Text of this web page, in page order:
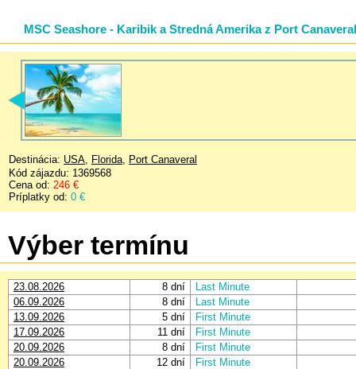
MSC Seashore - Karibik a Stredná Amerika z Port
Destinácia: USA, Florida, Port Canaveral
Kód zájazdu: 1369568
Cena od: 246 €
Príplatky od: 0 €
Výber termínu
23.08.2026 8 dní
Last Minute
06.09.2026
8 dní
Last Minute
13.09.2026
5 dní
First Minute
17.09.2026
11 dní
First Minute
20.09.2026
8 dní
First Minute
20.09.2026
12 dní
First Minute